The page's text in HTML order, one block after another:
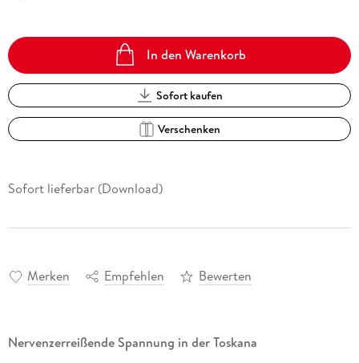
In den Warenkorb
Sofort kaufen
Verschenken
Sofort lieferbar (Download)
Merken Empfehlen Bewerten
Nervenzerreißende Spannung in der Toskana